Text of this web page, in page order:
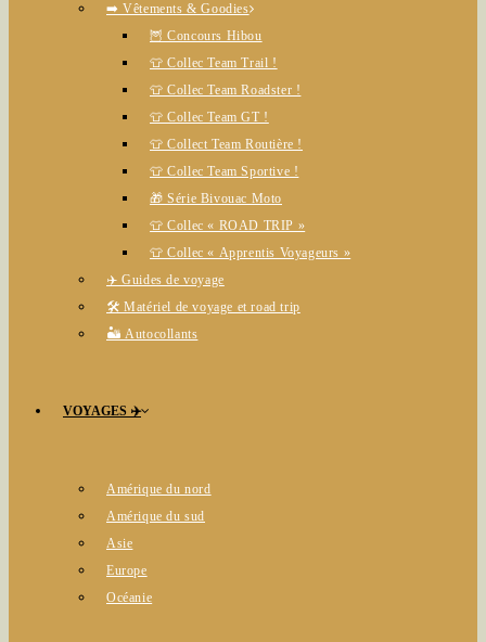
➡️ Vêtements & Goodies
🦉 Concours Hibou
👕 Collec Team Trail !
👕 Collec Team Roadster !
👕 Collec Team GT !
👕 Collect Team Routière !
👕 Collec Team Sportive !
🎁 Série Bivouac Moto
👕 Collec « ROAD TRIP »
👕 Collec « Apprentis Voyageurs »
✈️ Guides de voyage
🛠️ Matériel de voyage et road trip
🏜️ Autocollants
VOYAGES ✈️
Amérique du nord
Amérique du sud
Asie
Europe
Océanie